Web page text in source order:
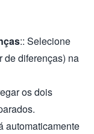
:: Selecione
diferenças) na
os dois
automaticamente